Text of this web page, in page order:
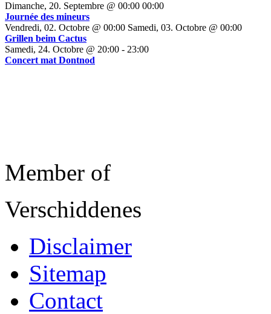
Dimanche, 20. Septembre @ 00:00 00:00
Journée des mineurs
Vendredi, 02. Octobre @ 00:00 Samedi, 03. Octobre @ 00:00
Grillen beim Cactus
Samedi, 24. Octobre @ 20:00 - 23:00
Concert mat Dontnod
Member of
Verschiddenes
Disclaimer
Sitemap
Contact